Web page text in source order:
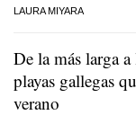
LAURA MIYARA
De la más larga
playas gallegas
verano